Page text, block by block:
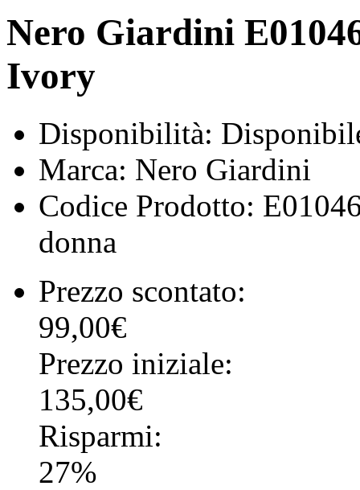
Nero Giardini
Ivory
Disponibilità:
Marca: Nero Giardini
Codice Prodotto:
donna
Prezzo scontato:
99,00€
Prezzo iniziale:
135,00€
Risparmi:
27%